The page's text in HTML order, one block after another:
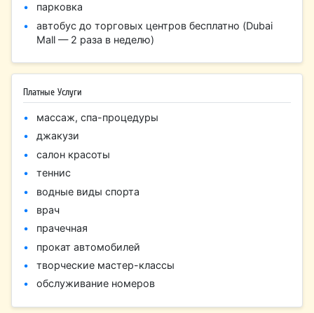
парковка
автобус до торговых центров бесплатно (Dubai
Mall — 2 раза в неделю)
Платные Услуги
массаж, спа-процедуры
джакузи
салон красоты
теннис
водные виды спорта
врач
прачечная
прокат автомобилей
творческие мастер-классы
обслуживание номеров